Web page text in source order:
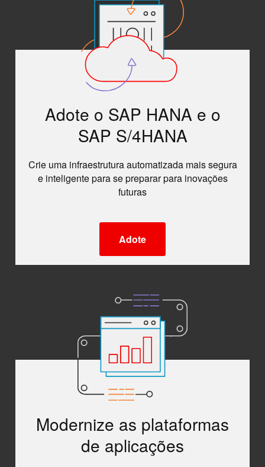
Adote o SAP HANA e o
SAP S/4HANA
Crie uma infraestrutura automatizada mais segura
e inteligente para se preparar para inovações
futuras
Adote
Modernize as plataformas
de aplicações